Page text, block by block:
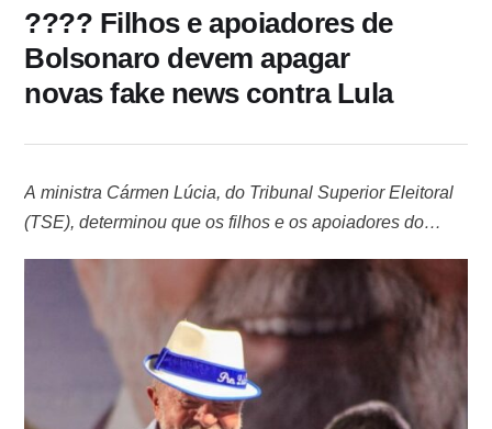
???? Filhos e apoiadores de
Bolsonaro devem apagar
novas fake news contra Lula
A ministra Cármen Lúcia, do Tribunal Superior Eleitoral
(TSE), determinou que os filhos e os apoiadores do
nas redes sociais novas “fake news” contra Lula (PT).
“São postagens de pessoas do círculo íntimo de
Bolsonaro, que, em conjunto, propagam e reiteram a
ideia de que o candidato …